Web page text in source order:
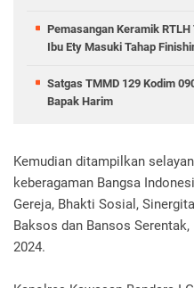
Pemasangan Keramik
Ibu Ety Masuki Tahap
Satgas TMMD 129 Kodim
Bapak Harim
Kemudian ditampilkan
keberagaman Bangsa
Gereja, Bhakti Sosial,
Baksos dan Bansos
2024.